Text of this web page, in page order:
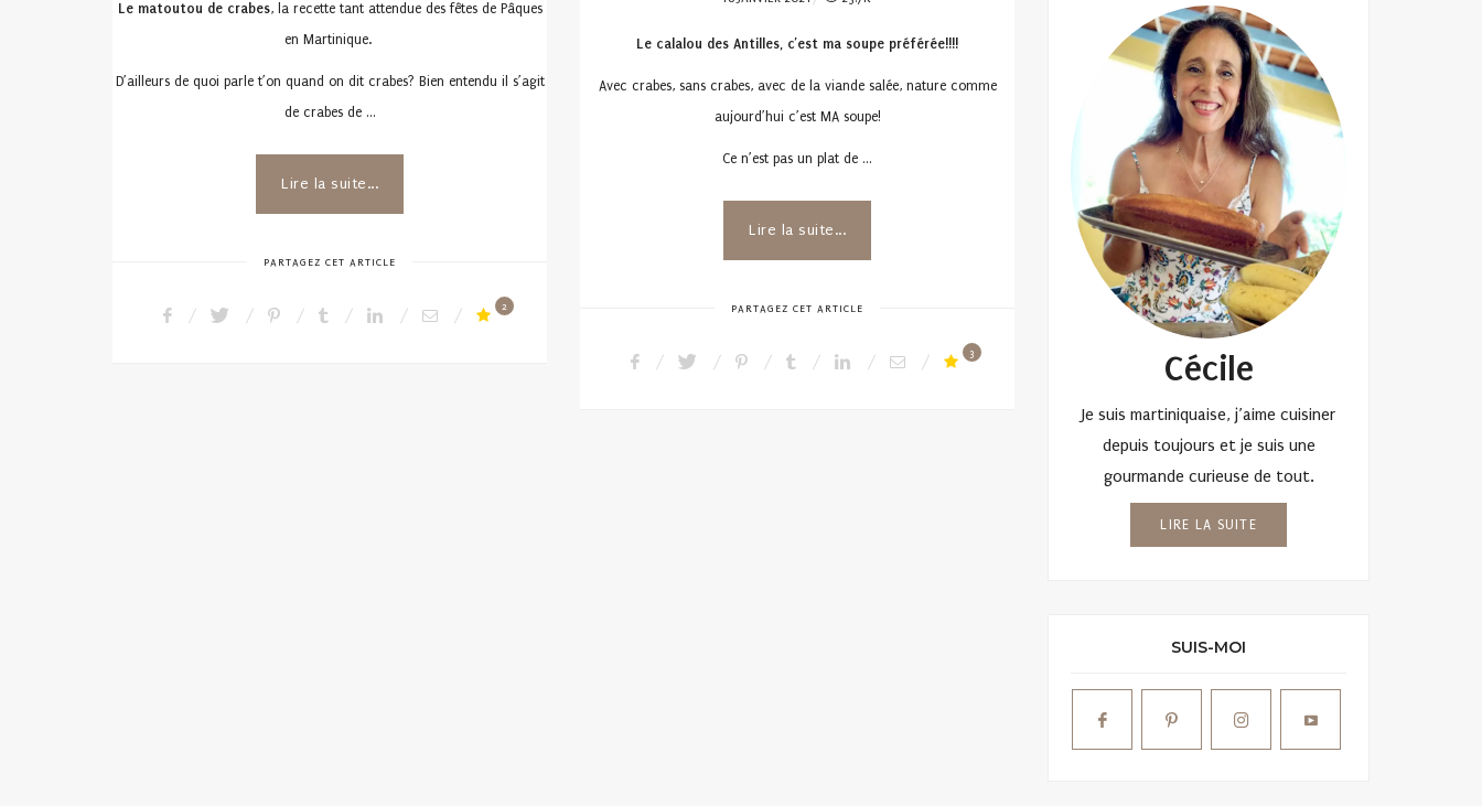
Le matoutou de crabes, la recette tant attendue des fêtes de Pâques
en Martinique.
D’ailleurs de quoi parle t’on quand on dit crabes? Bien entendu il s’agit
de crabes de …
Lire la suite...
PARTAGEZ CET ARTICLE
2
Le calalou des Antilles, c’est ma soupe préférée!!!!
Avec crabes, sans crabes, avec de la viande salée, nature comme
aujourd’hui c’est MA soupe!
Ce n’est pas un plat de …
Lire la suite...
PARTAGEZ CET ARTICLE
3 Cécile
Je suis martiniquaise, j’aime cuisiner
depuis toujours et je suis une
gourmande curieuse de tout.
LIRE LA SUITE
SUIS-MOI